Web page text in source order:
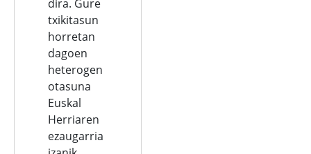
dira. Gure
txikitasun
horretan
dagoen
heterogen
otasuna
Euskal
Herriaren
ezaugarria